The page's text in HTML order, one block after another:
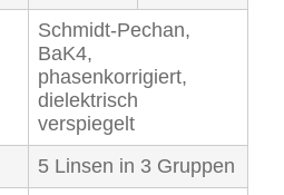
Schmidt-Pechan,
BaK4,
phasenkorrigiert,
dielektrisch
verspiegelt
5 Linsen in 3 Gruppen